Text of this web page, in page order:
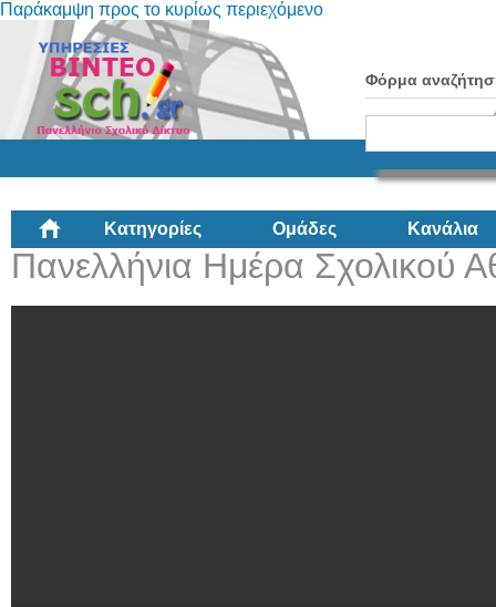
Παράκαμψη προς το κυρίως περιεχόμενο
Φόρμα
Κατηγορίες Ομάδες Κανάλια
Πανελλήνια Ημέρα Σχολικού